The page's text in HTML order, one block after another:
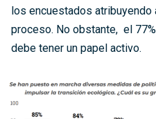
los encuestados
proceso. No obstante, el
debe tener un papel activo.